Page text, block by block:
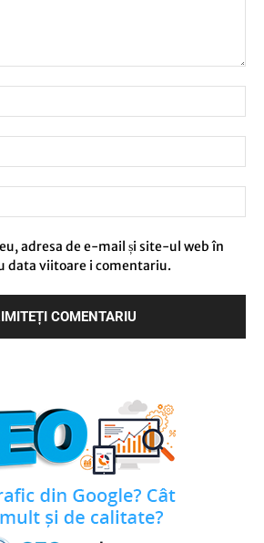
adresa de e-mail și site-ul web în
data viitoare i comentariu.